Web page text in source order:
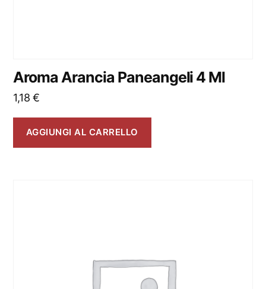
Aroma Arancia Paneangeli 4 Ml
1,18€
AGGIUNGI AL CARRELLO